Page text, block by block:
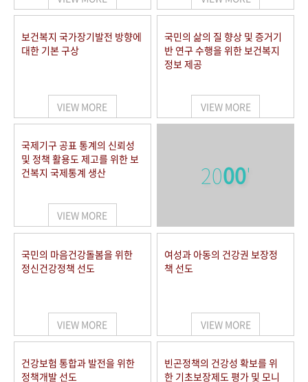
보건복지 국가장기발전 방향에
대한 기본 구상
VIEW MORE
국민의 삶의 질 향상 및 증거기
반 연구 수행을 위한 보건복지
정보 제공
VIEW MORE
국제기구 공표 통계의 신뢰성
및 정책 활용도 제고를 위한 보
건복지 국제통계 생산
VIEW MORE
2000'
국민의 마음건강돌봄을 위한
정신건강정책 선도
VIEW MORE
여성과 아동의 건강권 보장정
책 선도
VIEW MORE
건강보험 통합과 발전을 위한
정책개발 선도
빈곤정책의 건강성 확보를 위
한 기초보장제도 평가 및 모니